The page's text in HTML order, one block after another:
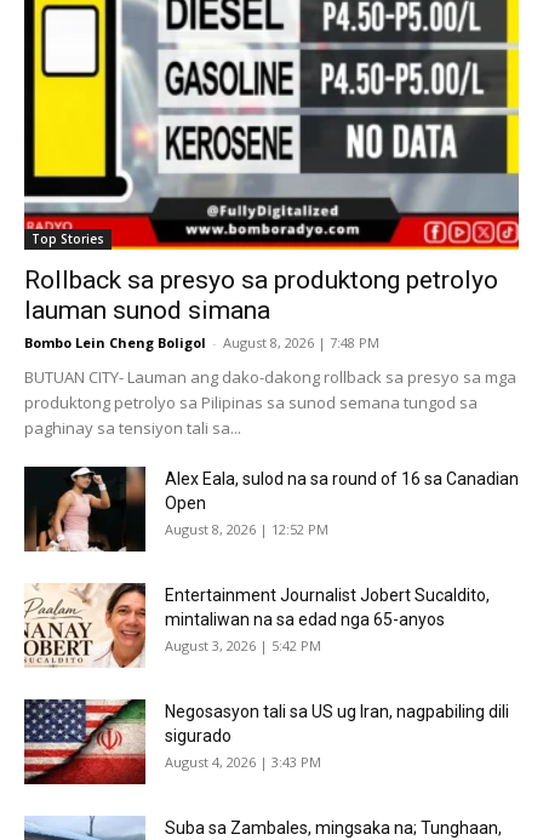
Top Stories
Rollback sa presyo sa produktong petrolyo
lauman sunod simana
Bombo Lein Cheng Boligol - August 8, 2026 | 7:48 PM
BUTUAN CITY- Lauman ang dako-dakong rollback sa presyo sa mga
produktong petrolyo sa Pilipinas sa sunod semana tungod sa
paghinay sa tensiyon tali sa...
Alex Eala, sulod na sa round of 16 sa Canadian
Open
August 8, 2026 | 12:52 PM
Entertainment Journalist Jobert Sucaldito,
mintaliwan na sa edad nga 65-anyos
August 3, 2026 | 5:42 PM
Negosasyon tali sa US ug Iran, nagpabiling dili
sigurado
August 4, 2026 | 3:43 PM
Suba sa Zambales, mingsaka na; Tunghaan,